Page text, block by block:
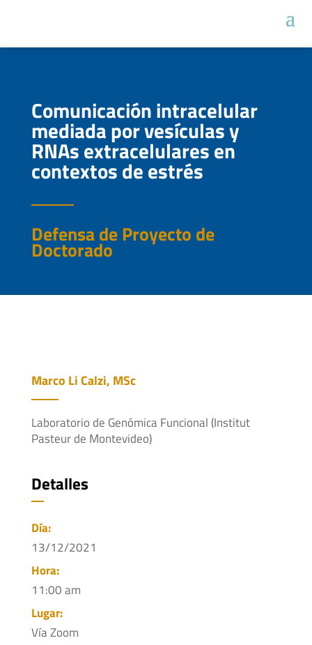
Comunicación intracelular
mediada por vesículas y
RNAs extracelulares en
contextos de estrés
Defensa de Proyecto de
Doctorado
Marco Li Calzi, MSc
Laboratorio de Genómica Funcional (Institut
Pasteur de Montevideo)
Detalles
Día:
13/12/2021
Hora:
11:00 am
Lugar:
Vía Zoom